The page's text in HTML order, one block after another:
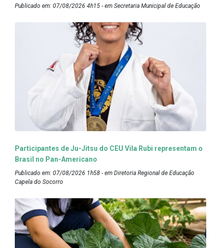
Publicado em: 07/08/2026 4h15 - em Secretaria Municipal de Educação
Participantes de Ju-Jitsu do CEU Vila Rubi representam o
Brasil no Pan-Americano
Publicado em: 07/08/2026 1h58 - em Diretoria Regional de Educação
Capela do Socorro